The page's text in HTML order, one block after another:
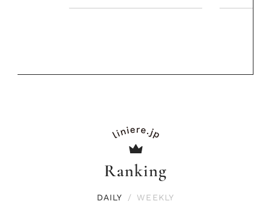
Ranking
DAILY / WEEKLY